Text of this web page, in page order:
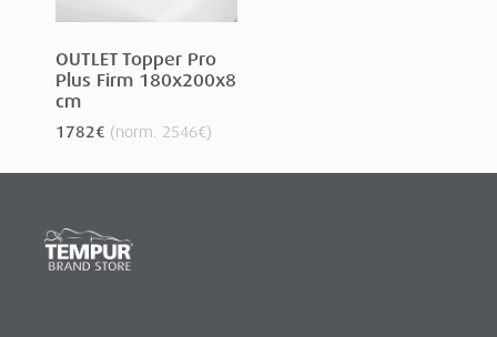
OUTLET Topper Pro
Plus Firm 180x200x8
cm
1782€ (norm. 2546€)